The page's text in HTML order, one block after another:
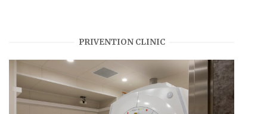
PRIVENTION CLINIC